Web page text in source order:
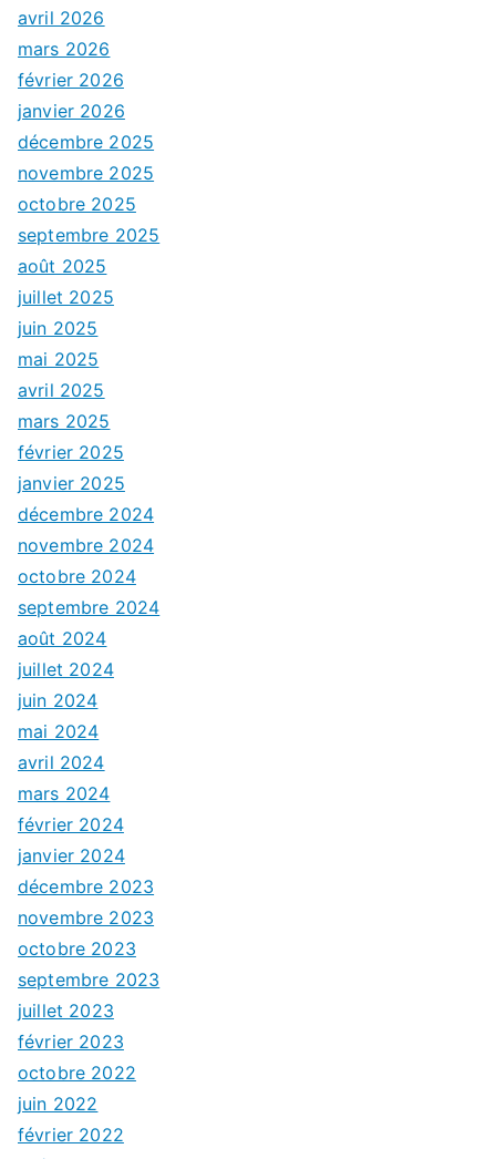
avril 2026
mars 2026
février 2026
janvier 2026
décembre 2025
novembre 2025
octobre 2025
septembre 2025
août 2025
juillet 2025
juin 2025
mai 2025
avril 2025
mars 2025
février 2025
janvier 2025
décembre 2024
novembre 2024
octobre 2024
septembre 2024
août 2024
juillet 2024
juin 2024
mai 2024
avril 2024
mars 2024
février 2024
janvier 2024
décembre 2023
novembre 2023
octobre 2023
septembre 2023
juillet 2023
février 2023
octobre 2022
juin 2022
février 2022